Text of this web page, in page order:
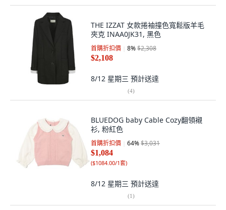
THE IZZAT 女款捲袖撞色寬鬆版羊毛
夾克 INAA0JK31, 黑色
首購折扣價 8%$2,308
$2,108
8/12 星期三 預計送達
(4)
BLUEDOG baby Cable Cozy翻領襯
衫, 粉紅色
首購折扣價 64%$3,031
$1,084
($1084.00/1套)
8/12 星期三 預計送達
(1)